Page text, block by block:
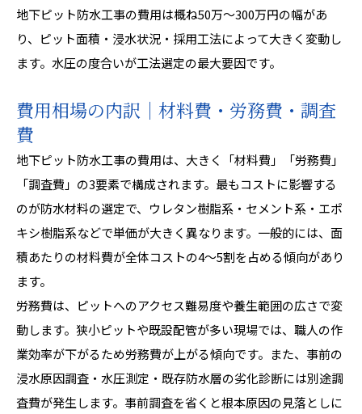
地下ピット防水工事の費用は概ね50万〜300万円の幅があ
り、ピット面積・浸水状況・採用工法によって大きく変動し
ます。水圧の度合いが工法選定の最大要因です。
費用相場の内訳｜材料費・労務費・調査
費
地下ピット防水工事の費用は、大きく「材料費」「労務費」
「調査費」の3要素で構成されます。最もコストに影響する
のが防水材料の選定で、ウレタン樹脂系・セメント系・エポ
キシ樹脂系などで単価が大きく異なります。一般的には、面
積あたりの材料費が全体コストの4〜5割を占める傾向があり
ます。
労務費は、ピットへのアクセス難易度や養生範囲の広さで変
動します。狭小ピットや既設配管が多い現場では、職人の作
業効率が下がるため労務費が上がる傾向です。また、事前の
浸水原因調査・水圧測定・既存防水層の劣化診断には別途調
査費が発生します。事前調査を省くと根本原因の見落としに